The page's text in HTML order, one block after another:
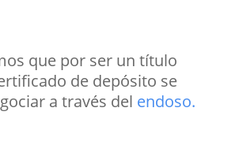
que por ser un título
de depósito se
a través del endoso.